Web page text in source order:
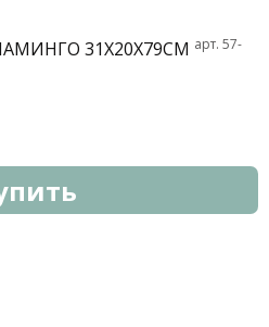
31Х20Х79СМ арт. 57-